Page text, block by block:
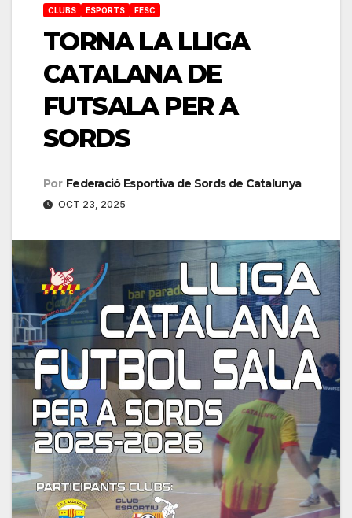
CLUBS ESPORTS FESC
TORNA LA LLIGA
CATALANA DE
FUTSALA PER A
SORDS
Por Federació Esportiva de Sords de Catalunya
OCT 23, 2025